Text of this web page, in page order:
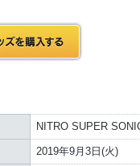
NITRO SUPER
2019年9月3日(火)